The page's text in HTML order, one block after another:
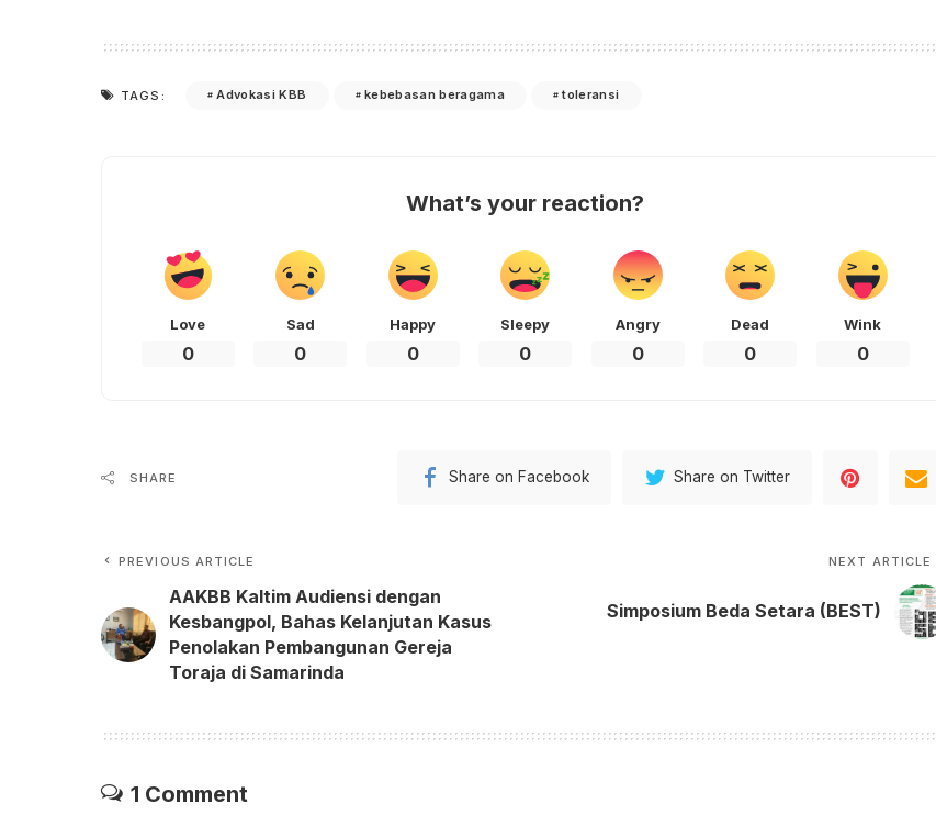
TAGS: Advokasi KBB kebebasan beragama toleransi
What’s your reaction?
Love
0
Sad
0
Happy
0
Sleepy
0
Angry
0
Dead
0
Wink
0
SHARE Share on Facebook Share on Twitter
PREVIOUS ARTICLE
AAKBB Kaltim Audiensi dengan
Kesbangpol, Bahas Kelanjutan Kasus
Penolakan Pembangunan Gereja
Toraja di Samarinda
NEXT ARTICLE
Simposium Beda Setara (BEST)
1 Comment